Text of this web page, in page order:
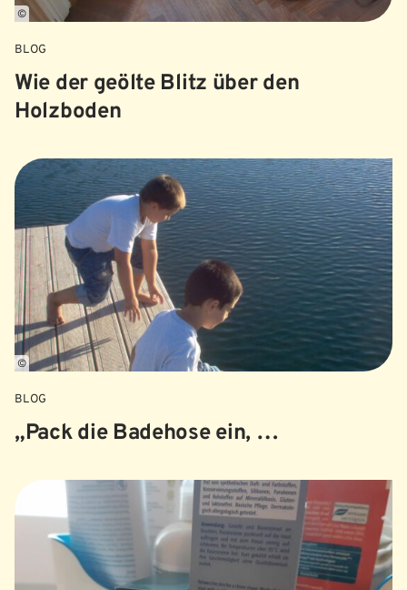
©
BLOG
Wie der geölte Blitz über den
Holzboden
©
BLOG
„Pack die Badehose ein, …